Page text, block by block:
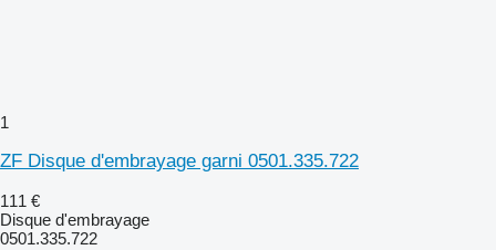
1
ZF Disque d'embrayage garni 0501.335.722
111 €
Disque d'embrayage
0501.335.722